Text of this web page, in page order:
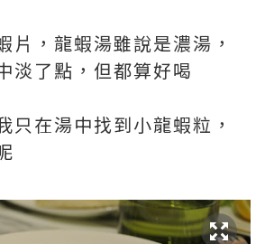
片，龍蝦湯雖說是濃湯，
淡了點，但都算好喝
只在湯中找到小龍蝦粒，